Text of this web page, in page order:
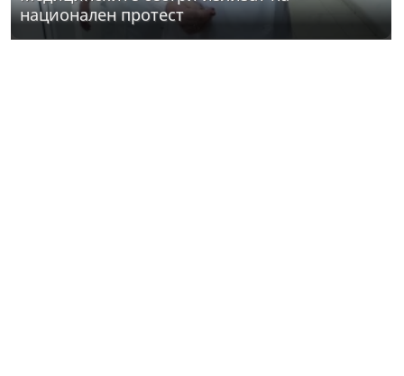
национален протест